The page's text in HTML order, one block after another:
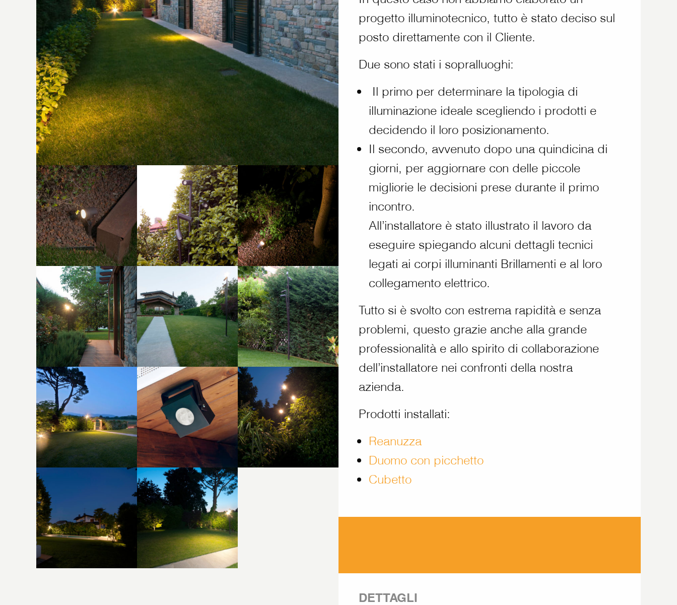
progetto illuminotecnico, tutto è stato deciso sul
posto direttamente con il Cliente.
Due sono stati i sopralluoghi:
Il primo per determinare la tipologia di
illuminazione ideale scegliendo i prodotti e
decidendo il loro posizionamento.
Il secondo, avvenuto dopo una quindicina di
giorni, per aggiornare con delle piccole
migliorie le decisioni prese durante il primo
incontro.
All’installatore è stato illustrato il lavoro da
eseguire spiegando alcuni dettagli tecnici
legati ai corpi illuminanti Brillamenti e al loro
collegamento elettrico.
Tutto si è svolto con estrema rapidità e senza
problemi, questo grazie anche alla grande
professionalità e allo spirito di collaborazione
dell’installatore nei confronti della nostra
azienda.
Prodotti installati:
Reanuzza
Duomo con picchetto
Cubetto
DETTAGLI